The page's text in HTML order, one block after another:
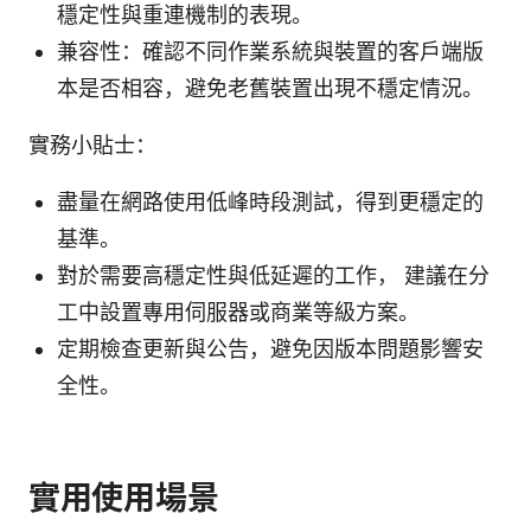
穩定性與重連機制的表現。
兼容性：確認不同作業系統與裝置的客戶端版
本是否相容，避免老舊裝置出現不穩定情況。
實務小貼士：
盡量在網路使用低峰時段測試，得到更穩定的
基準。
對於需要高穩定性與低延遲的工作， 建議在分
工中設置專用伺服器或商業等級方案。
定期檢查更新與公告，避免因版本問題影響安
全性。
實用使用場景